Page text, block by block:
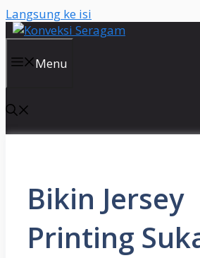
Langsung ke isi
Menu
Bikin Jersey
Printing